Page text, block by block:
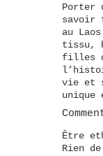
Porter
savoir
au
tissu,
filles
vie et
unique
Être
Rien